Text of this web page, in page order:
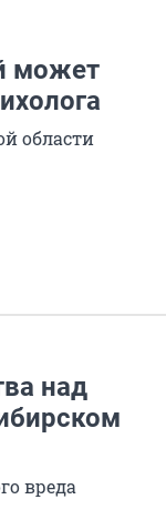
может
области
над
вреда